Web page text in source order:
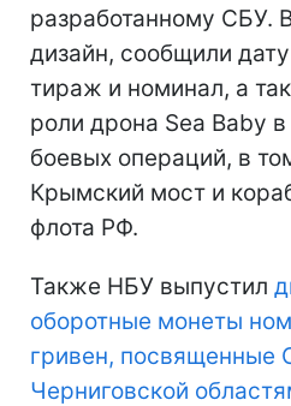
разработанному СБУ.
дизайн, сообщили
тираж и номинал, а
роли дрона Sea Baby
боевых операций, в
Крымский мост и
флота РФ.
Также НБУ выпустил
оборотные монеты
гривен, посвященные
Черниговской